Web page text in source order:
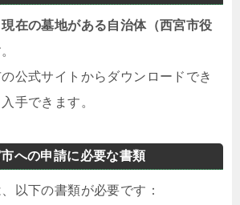
現在の墓地がある自治体（西宮市役
公式サイトからダウンロードでき
手できます。
への申請に必要な書類
以下の書類が必要です：